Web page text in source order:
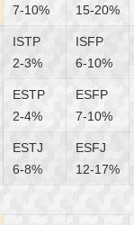
7-10%
15-20%
ISTP
2-3%
ISFP
6-10%
ESTP
2-4%
ESFP
7-10%
ESTJ
6-8%
ESFJ
12-17%